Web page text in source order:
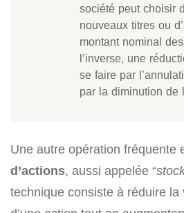
société peut choisir
nouveaux titres ou
montant nominal
l’inverse, une
se faire par
par la diminution de
Une autre opération fréquente
d’actions, aussi appelée “
technique consiste à réduire la